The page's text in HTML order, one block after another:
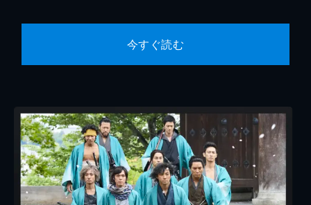
今すぐ読む